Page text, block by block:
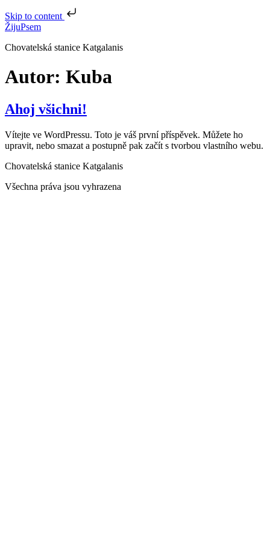
Skip to content
ŽijuPsem
Chovatelská stanice Katgalanis
Autor: Kuba
Ahoj všichni!
Vítejte ve WordPressu. Toto je váš první příspěvek. Můžete ho
upravit, nebo smazat a postupně pak začít s tvorbou vlastního webu.
Chovatelská stanice Katgalanis
Všechna práva jsou vyhrazena